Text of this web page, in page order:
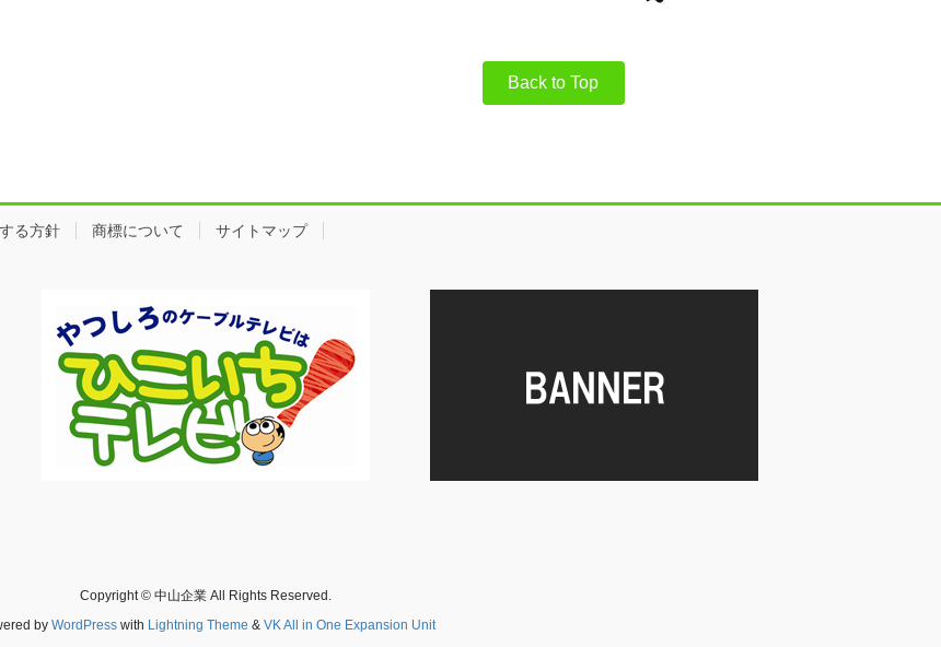
Back to Top
る方針 商標について サイトマップ
Copyright © 中山企業 All Rights Reserved.
by WordPresswith Lightning Theme & VK All in One Expansion Unit